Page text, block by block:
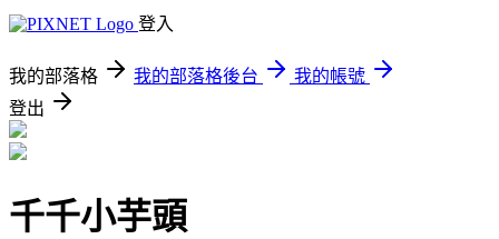
登入
我的部落格 我的部落格後台
我的帳號
登出
千千小芋頭